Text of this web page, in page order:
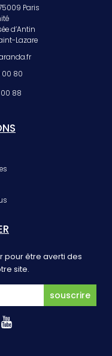
Paris
d’Antin
Lazare
00 80
00 88
pour être averti des
site.